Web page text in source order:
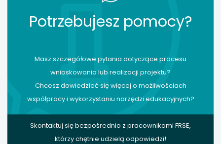
Potrzebujesz pomocy?
Masz szczegółowe pytania dotyczące procesu
wnioskowania lub realizacji projektu?
Chcesz dowiedzieć się więcej o możliwościach
współpracy i wykorzystaniu narzędzi edukacyjnych?
Skontaktuj się bezpośrednio z pracownikami FRSE,
którzy chętnie udzielą odpowiedzi!